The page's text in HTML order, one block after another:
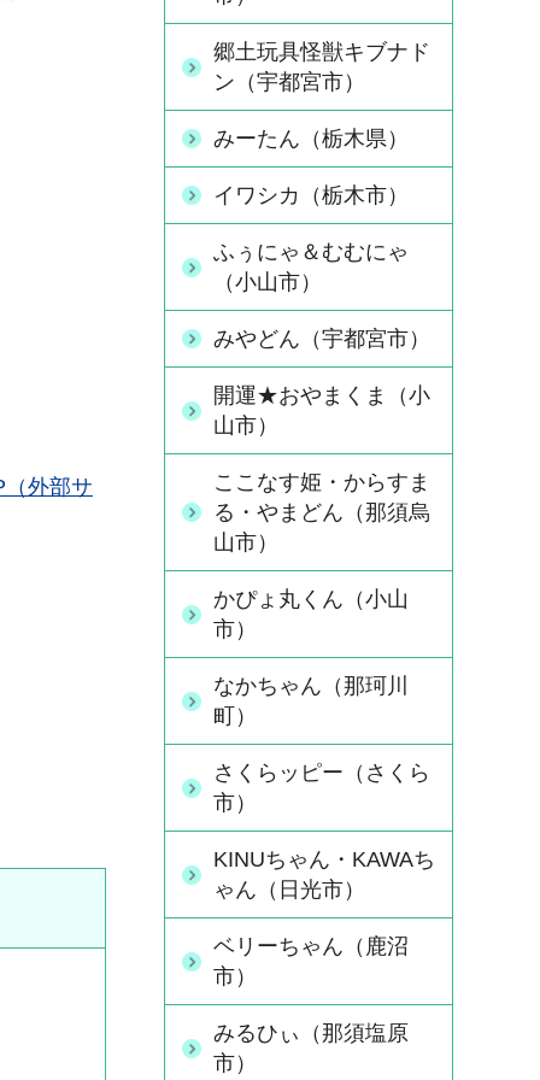
外部サ
郷土玩具怪獣キブナド
ン（宇都宮市）
みーたん（栃木県）
イワシカ（栃木市）
ふぅにゃ＆むむにゃ
（小山市）
みやどん（宇都宮市）
開運★おやまくま（小
山市）
ここなす姫・からすま
る・やまどん（那須烏
山市）
かぴょ丸くん（小山
市）
なかちゃん（那珂川
町）
さくらッピー（さくら
市）
KINUちゃん・KAWAち
ゃん（日光市）
ベリーちゃん（鹿沼
市）
みるひぃ（那須塩原
市）